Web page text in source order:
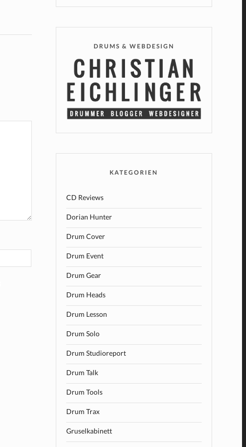
DRUMS & WEBDESIGN
KATEGORIEN
CD Reviews
Dorian Hunter
Drum Cover
Drum Event
Drum Gear
Drum Heads
Drum Lesson
Drum Solo
Drum Studioreport
Drum Talk
Drum Tools
Drum Trax
Gruselkabinett